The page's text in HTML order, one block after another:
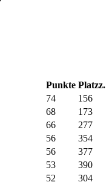
Punkte Platzz.
74
156
68
173
66
277
56
354
56
377
53
390
52
304